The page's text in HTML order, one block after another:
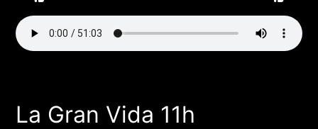
La Gran Vida 11h